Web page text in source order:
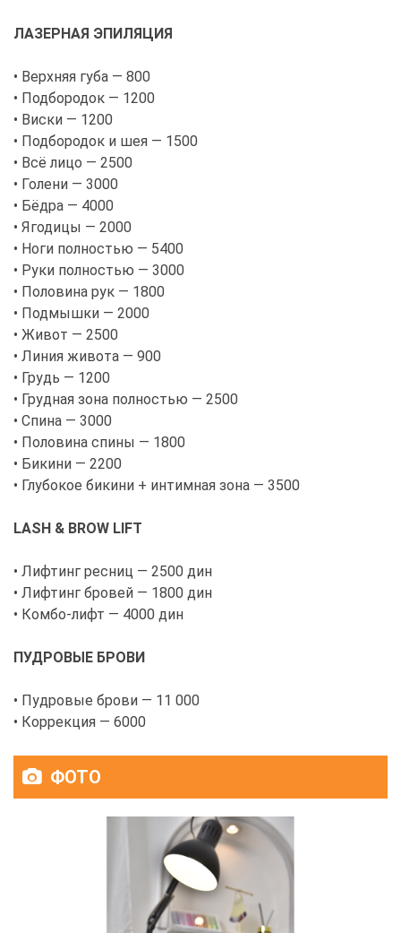
ЛАЗЕРНАЯ ЭПИЛЯЦИЯ
• Верхняя губа — 800
• Подбородок — 1200
• Виски — 1200
• Подбородок и шея — 1500
• Всё лицо — 2500
• Голени — 3000
• Бёдра — 4000
• Ягодицы — 2000
• Ноги полностью — 5400
• Руки полностью — 3000
• Половина рук — 1800
• Подмышки — 2000
• Живот — 2500
• Линия живота — 900
• Грудь — 1200
• Грудная зона полностью — 2500
• Спина — 3000
• Половина спины — 1800
• Бикини — 2200
• Глубокое бикини + интимная зона — 3500
LASH & BROW LIFT
• Лифтинг ресниц — 2500 дин
• Лифтинг бровей — 1800 дин
• Комбо-лифт — 4000 дин
ПУДРОВЫЕ БРОВИ
• Пудровые брови — 11 000
• Коррекция — 6000
ФОТО